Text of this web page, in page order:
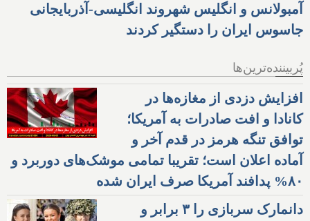
آمبولانس و انگلیس شهروند انگلیسی-آذربایجانی
جاسوس ایران را دستگیر کردند
پُربیننده‌ترین‌ها
افزایش دزدی از مغازه‌ها در
کانادا و افت صادرات به آمریکا؛
توافق تنگه هرمز در قدم آخر و
آماده اعلان است؛ تقریبا تمامی موشک‌های دوربرد و
۸۰% پدافند آمریکا صرف ایران شده
دانمارک سربازی را ۳ برابر و